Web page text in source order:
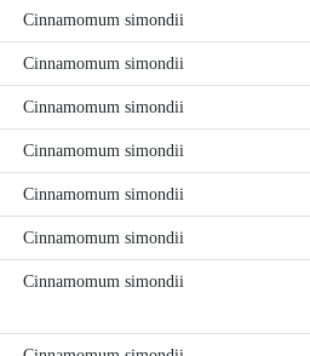
Cinnamomum simondii
Cinnamomum simondii
Cinnamomum simondii
Cinnamomum simondii
Cinnamomum simondii
Cinnamomum simondii
Cinnamomum simondii